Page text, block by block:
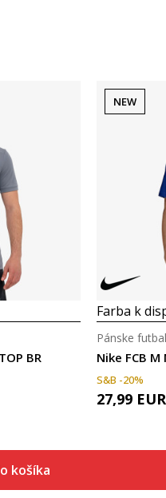
BR
košíka
NEW
Farba k
Nike FCB M
Pánske
S&B -20%
27,99 EUR